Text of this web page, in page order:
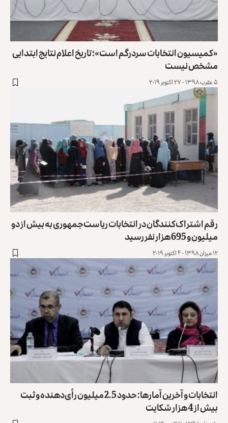
«کمیسیون انتخابات سردرگم است»؛ تاریخ اعلام نتایج ابتدایی
مشخص نیست
۵ عقرب ۱۳۹۸ - ۲۷ اکتوبر ۲۰۱۹
رقم اشتراک‌کنندگان در انتخابات ریاست‌جمهوری به بیش از دو
میلیون و 695 هزار نفر رسید
۱۲ میزان ۱۳۹۸ - ۴ اکتوبر ۲۰۱۹
انتخابات و آخرین آمارها: حدود 2.5 میلیون رأی‌دهنده و ثبت
بیش از 4 هزار شکایت